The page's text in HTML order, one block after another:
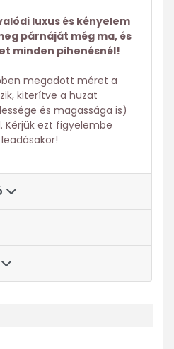
luxus és kényelem
párnáját még ma, és
minden pihenésnél!
megadott méret a
kiterítve a huzat
és magassága is)
ezt figyelembe